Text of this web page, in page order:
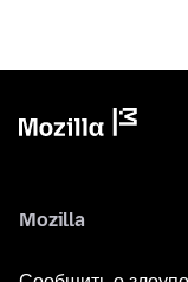
Mozilla